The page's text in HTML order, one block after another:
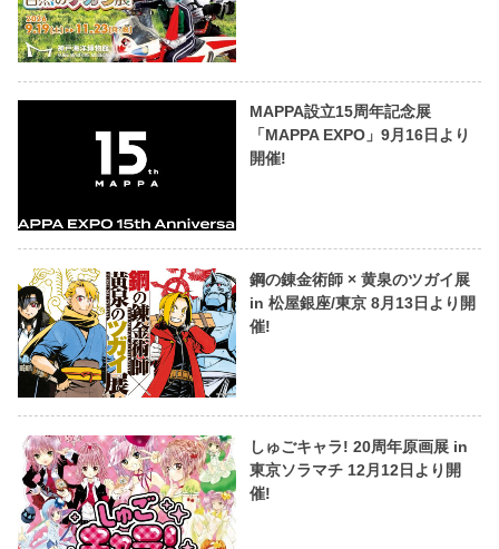
MAPPA設立15周年記念展
「MAPPA EXPO」9月16日より
開催!
鋼の錬金術師 × 黄泉のツガイ展
in 松屋銀座/東京 8月13日より開
催!
しゅごキャラ! 20周年原画展 in
東京ソラマチ 12月12日より開
催!